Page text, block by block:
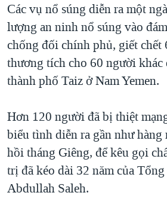
Các vụ nổ súng diễn ra một
lượng an ninh nổ súng vào
chống đối chính phủ, giết chết
thương tích cho 60 người khác
thành phố Taiz ở Nam Yemen.
Hơn 120 người đã bị thiệt
biểu tình diễn ra gần như
hồi tháng Giêng, để kêu gọi
trị đã kéo dài 32 năm của
Abdullah Saleh.